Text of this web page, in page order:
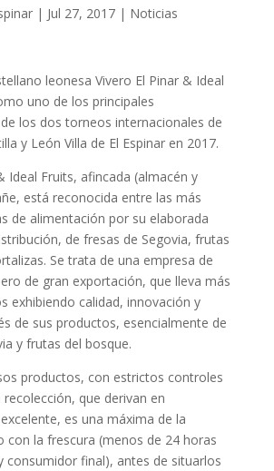
| Jul 27, 2017| Noticias
leonesa Vivero El Pinar & Ideal
uno de los principales
los dos torneos internacionales de
y León Villa de El Espinar en 2017.
Ideal Fruits, afincada (almacén y
está reconocida entre las más
de alimentación por su elaborada
de fresas de Segovia, frutas
Se trata de una empresa de
de gran exportación, que lleva más
exhibiendo calidad, innovación y
de sus productos, esencialmente de
y frutas del bosque.
productos, con estrictos controles
que derivan en
es una máxima de la
con la frescura (menos de 24 horas
consumidor final), antes de situarlos